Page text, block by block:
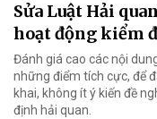
Sửa Luật Hải
hoạt động kiểm
Đánh giá cao các nội
những điểm tích cực, để
khai, không ít ý kiến đề
định hải quan.